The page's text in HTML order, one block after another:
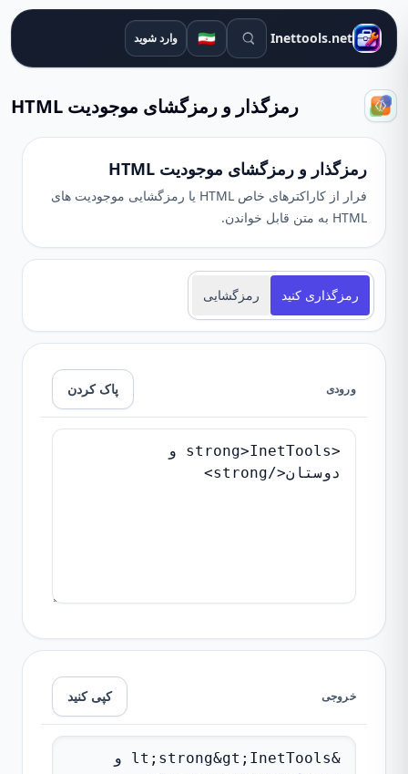
Inettools.net ابزارهای جستجو
🇮🇷 وارد شوید
رمزگذار و رمزگشای موجودیت HTML
رمزگذار و رمزگشای موجودیت HTML
فرار از کاراکترهای خاص HTML یا رمزگشایی موجودیت های
HTML به متن قابل خواندن.
رمزگذاری کنید رمزگشایی
ورودی پاک کردن
خروجی کپی کنید